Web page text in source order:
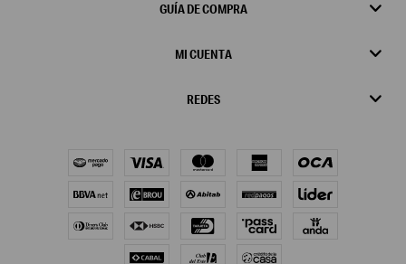
GUÍA DE COMPRA
MI CUENTA
REDES